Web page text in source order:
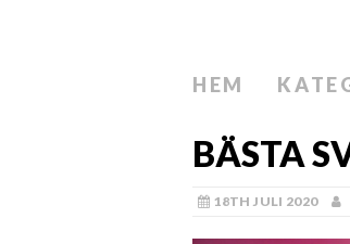
HEM
BÄSTA
18TH JULI 2020